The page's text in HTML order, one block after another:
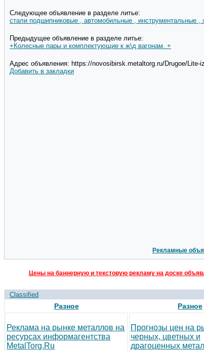
Следующее объявление в разделе литье:
стали подшипниковые , автомобильные , инструментальные ,
Предыдущее объявление в разделе литье:
+Колесные пары и комплектующие к ж\д вагонам. +
Адрес объявления: https://novosibirsk.metaltorg.ru/Drugoe/Lite-
Добавить в закладки
Рекламные
Цены на баннерную и текстовую рекламу на доске
Classified
Разное
Реклама на рынке металлов на
ресурсах информагентства
MetalTorg.Ru
Разное
Прогнозы цен на
черных, цветных и
драгоценных